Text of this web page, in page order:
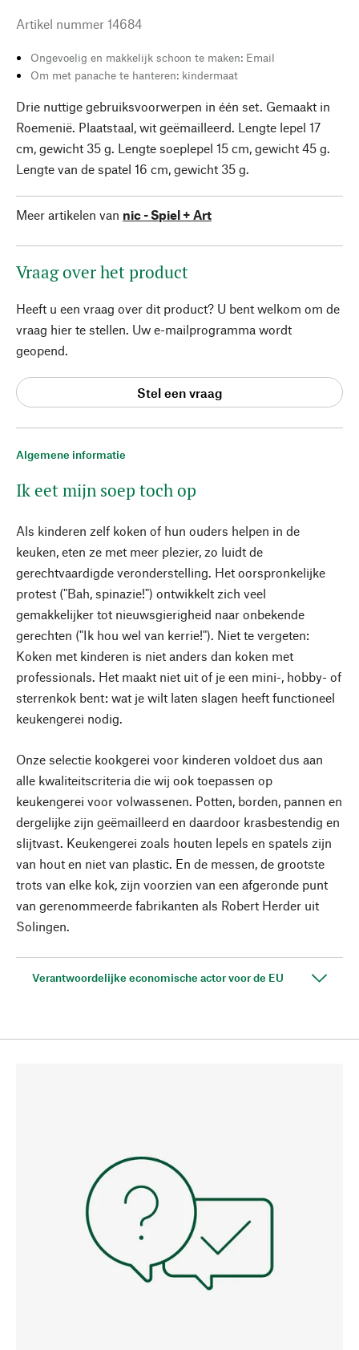
Algemene informatie
Ik eet mijn soep toch op
Als kinderen zelf koken of hun ouders helpen in de
keuken, eten ze met meer plezier, zo luidt de
gerechtvaardigde veronderstelling. Het oorspronkelijke
protest ("Bah, spinazie!") ontwikkelt zich veel
gemakkelijker tot nieuwsgierigheid naar onbekende
gerechten ("Ik hou wel van kerrie!"). Niet te vergeten:
Koken met kinderen is niet anders dan koken met
professionals. Het maakt niet uit of je een mini-, hobby- of
sterrenkok bent: wat je wilt laten slagen heeft functioneel
keukengerei nodig.
Onze selectie kookgerei voor kinderen voldoet dus aan
alle kwaliteitscriteria die wij ook toepassen op
keukengerei voor volwassenen. Potten, borden, pannen en
dergelijke zijn geëmailleerd en daardoor krasbestendig en
slijtvast. Keukengerei zoals houten lepels en spatels zijn
van hout en niet van plastic. En de messen, de grootste
trots van elke kok, zijn voorzien van een afgeronde punt
van gerenommeerde fabrikanten als Robert Herder uit
Solingen.
Verantwoordelijke economische actor voor de EU
Artikel nummer 14684
Ongevoelig en makkelijk schoon te maken: Email
Om met panache te hanteren: kindermaat
Drie nuttige gebruiksvoorwerpen in één set. Gemaakt in
Roemenië. Plaatstaal, wit geëmailleerd. Lengte lepel 17
cm, gewicht 35 g. Lengte soeplepel 15 cm, gewicht 45 g.
Lengte van de spatel 16 cm, gewicht 35 g.
Meer artikelen van nic - Spiel + Art
Vraag over het product
Heeft u een vraag over dit product? U bent welkom om de
vraag hier te stellen. Uw e-mailprogramma wordt
geopend.
Stel een vraag